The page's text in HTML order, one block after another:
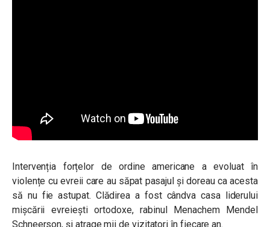
Intervenția forțelor de ordine americane a evoluat în
violențe cu evreii care au săpat pasajul și doreau ca acesta
să nu fie astupat. Clădirea a fost cândva casa liderului
mișcării evreiești ortodoxe, rabinul Menachem Mendel
Schneerson, și atrage mii de vizitatori în fiecare an.